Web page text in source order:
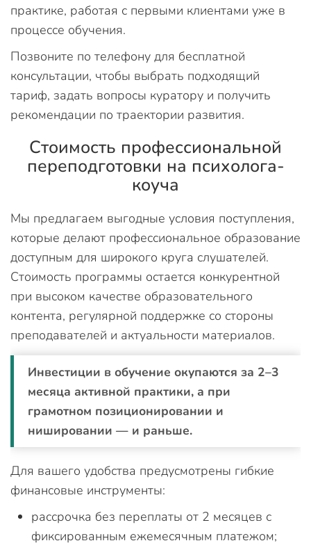
практике, работая с первыми клиентами уже в
процессе обучения.
Позвоните по телефону для бесплатной
консультации, чтобы выбрать подходящий
тариф, задать вопросы куратору и получить
рекомендации по траектории развития.
Стоимость профессиональной
переподготовки на психолога-
коуча
Мы предлагаем выгодные условия поступления,
которые делают профессиональное образование
доступным для широкого круга слушателей.
Стоимость программы остается конкурентной
при высоком качестве образовательного
контента, регулярной поддержке со стороны
преподавателей и актуальности материалов.
Инвестиции в обучение окупаются за 2–3
месяца активной практики, а при
грамотном позиционировании и
нишировании — и раньше.
Для вашего удобства предусмотрены гибкие
финансовые инструменты:
рассрочка без переплаты от 2 месяцев с
фиксированным ежемесячным платежом;